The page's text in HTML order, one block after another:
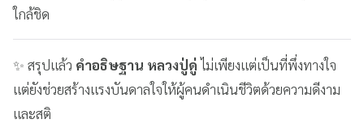
ใกล้ชิด
✨ สรุปแล้ว คำอธิษฐาน หลวงปู่ดู่ไม่เพียงแต่เป็นที่พึ่งทางใจ
แต่ยังช่วยสร้างแรงบันดาลใจให้ผู้คนดำเนินชีวิตด้วยความดีงาม
และสติ